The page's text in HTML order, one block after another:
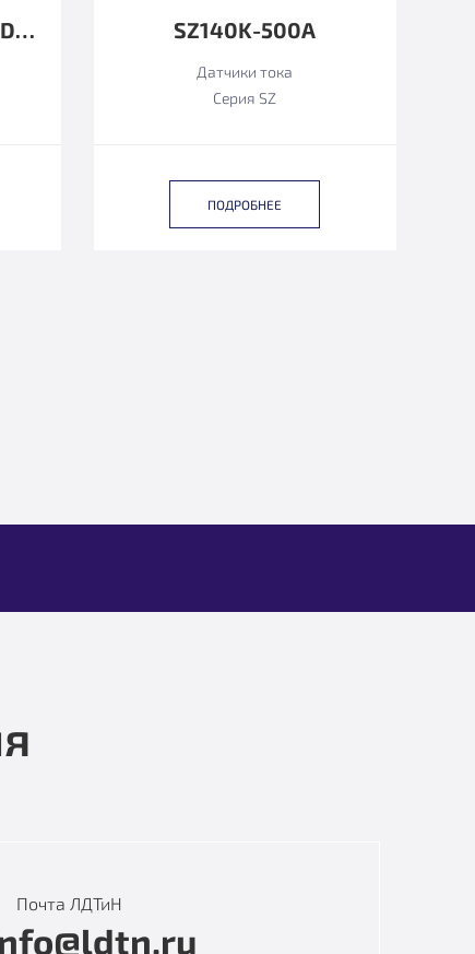
SZ140KD24-1000AC\DC4-20MA SZ140K-500А
Датчики тока
Серия SZ
ПОДРОБНЕЕ
Почта ЛДТиН